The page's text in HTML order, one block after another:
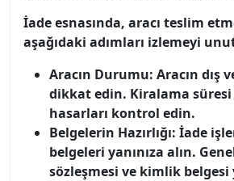
İade esnasında, aracı teslim
aşağıdaki adımları izlemeyi
Aracın Durumu: Aracın dış
dikkat edin. Kiralama
hasarları kontrol edin.
Belgelerin Hazırlığı: İade
belgeleri yanınıza alın.
sözleşmesi ve kimlik